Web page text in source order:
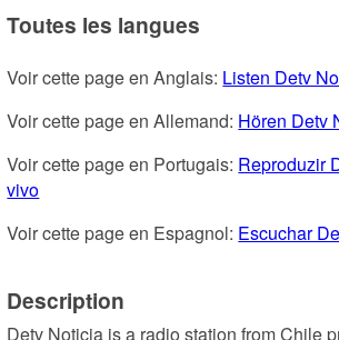
Toutes les langues
Voir cette page en Anglais: Listen Detv
Voir cette page en Allemand: Hören Detv
Voir cette page en Portugais: Reproduzir
vivo
Voir cette page en Espagnol: Escuchar
Description
Detv Noticia is a radio station from Chile